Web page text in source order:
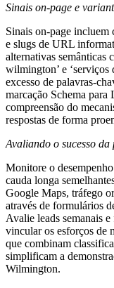
Sinais on-page e
Sinais on-page incluem
e slugs de URL
alternativas semânticas
wilmington’ e
excesso de palavras-
marcação Schema
compreensão do
respostas de forma
Avaliando o sucesso
Monitore o
cauda longa
Google Maps, tráfego
através de formulários
Avalie leads semanais
vincular os esforços de
que combinam
simplificam a
Wilmington.